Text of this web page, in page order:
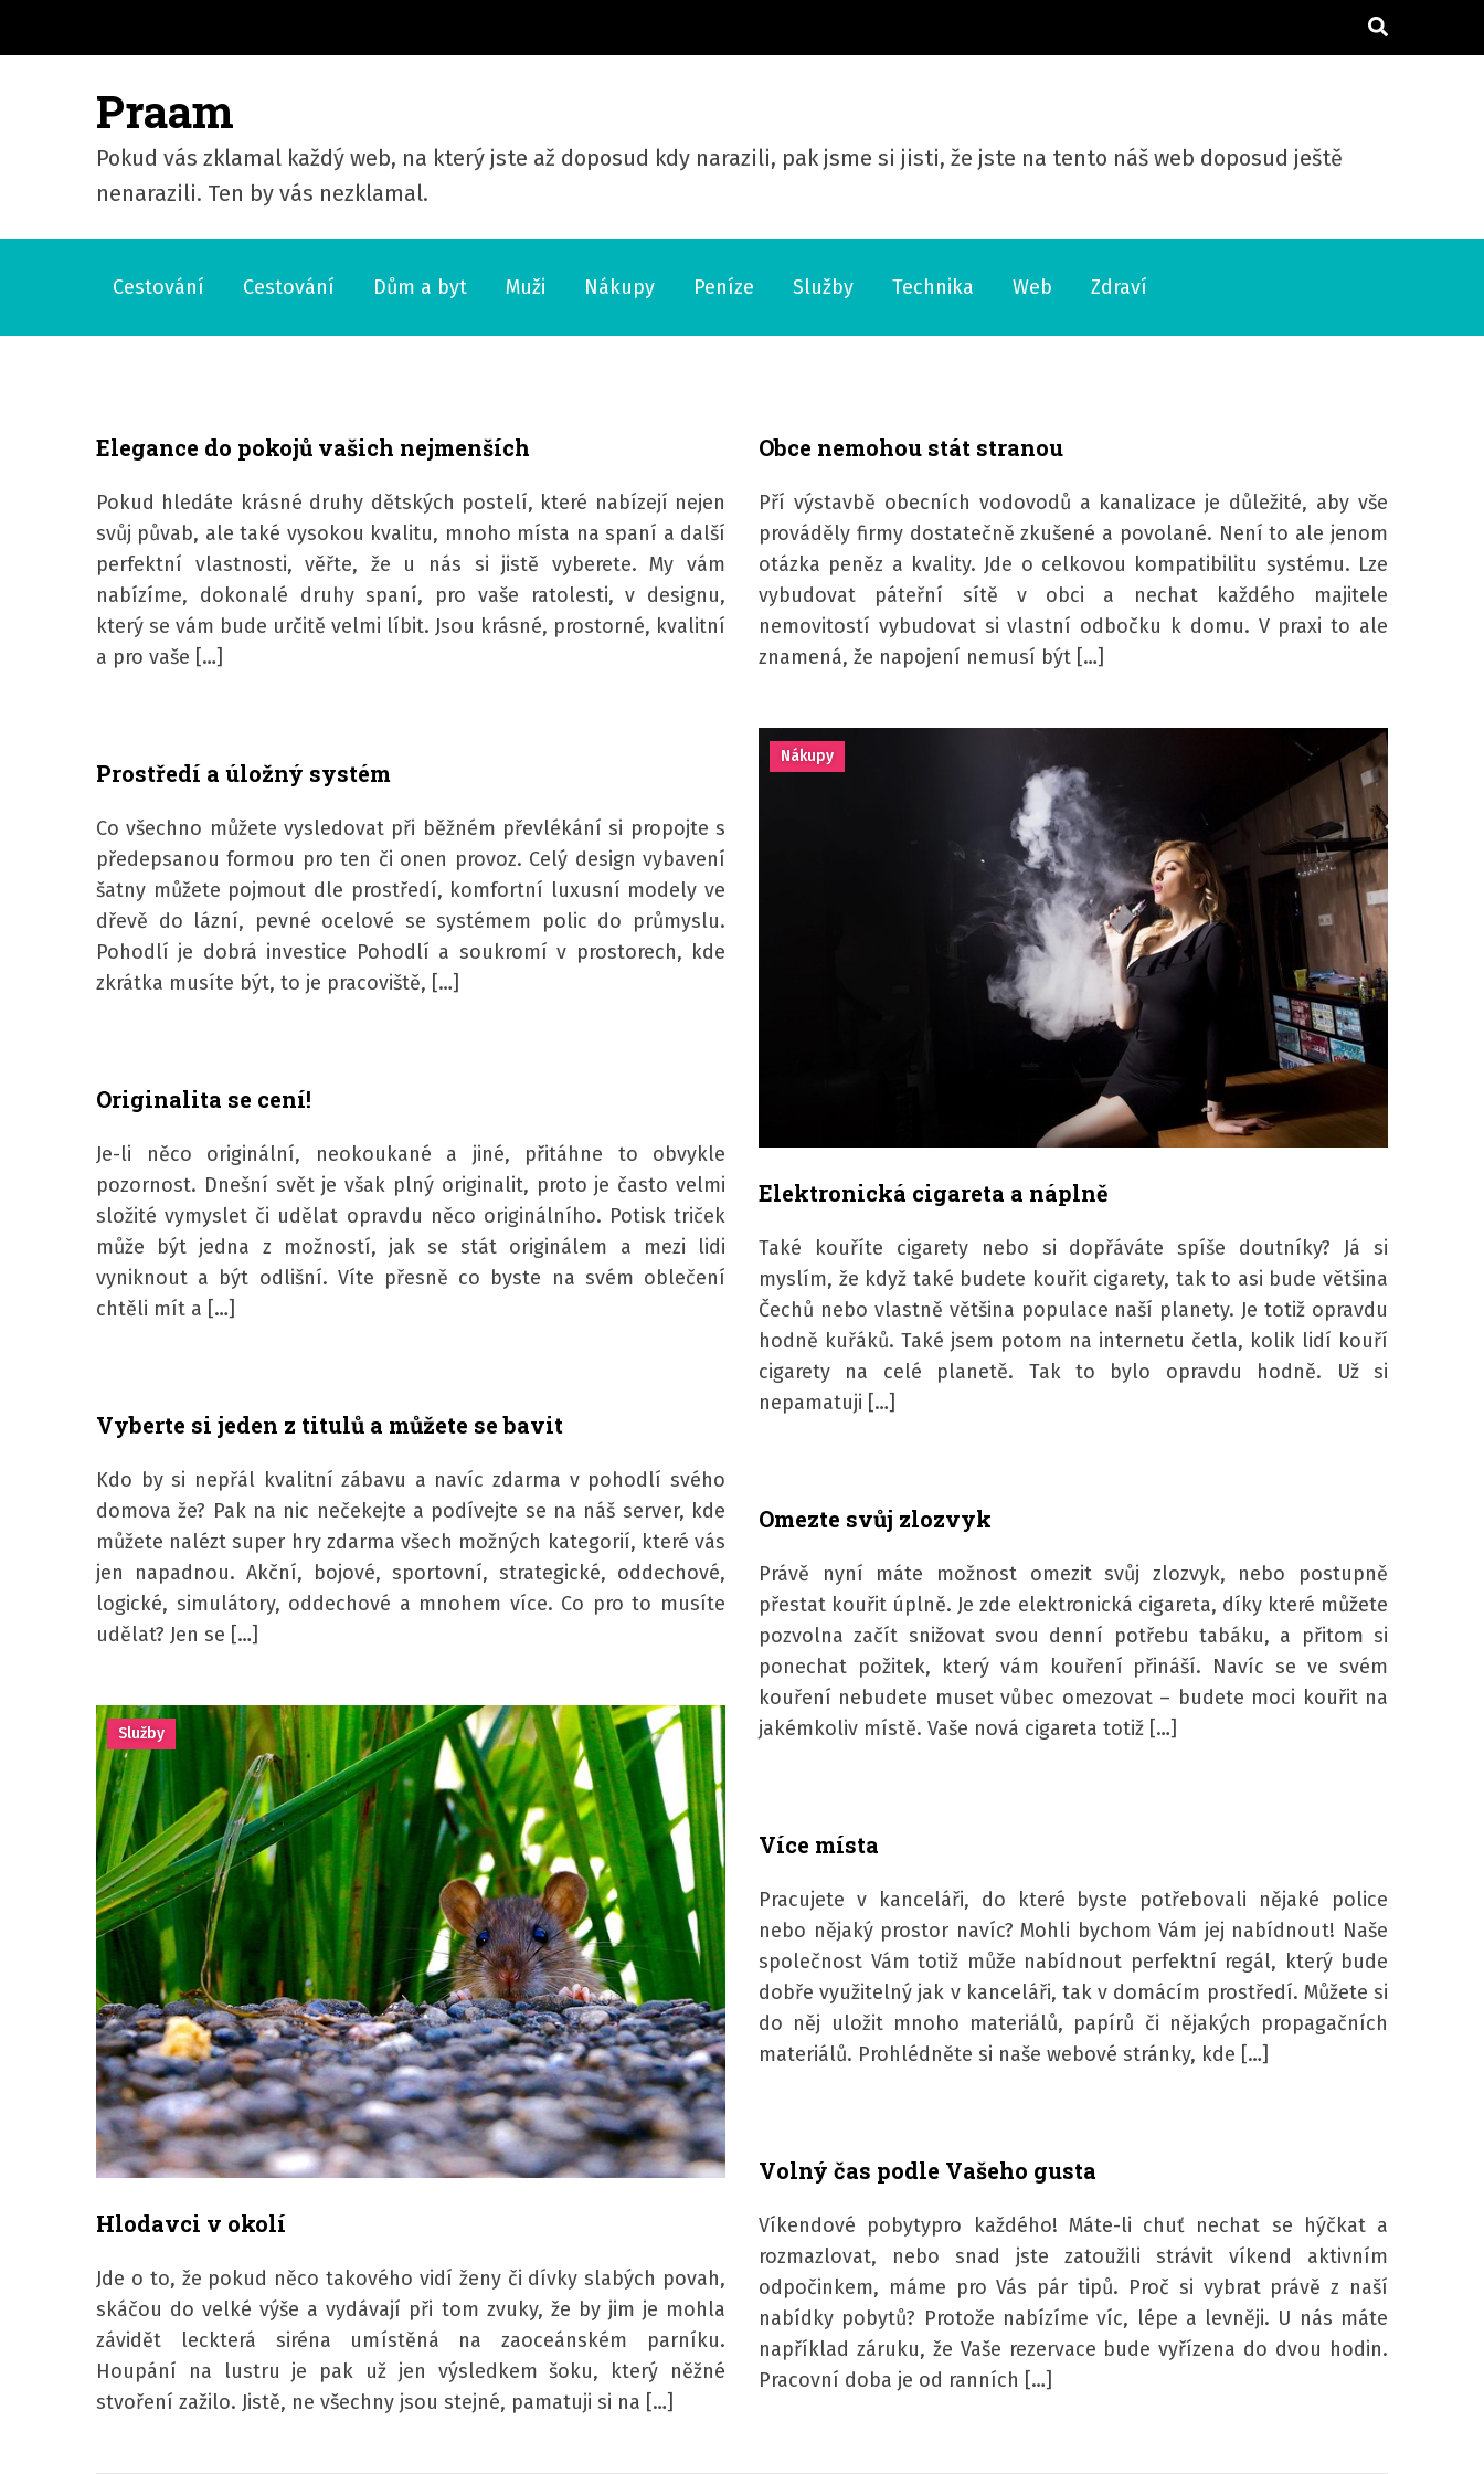
Praam
Pokud vás zklamal každý web, na který jste až doposud kdy narazili, pak jsme si jisti, že jste na tento náš web doposud ještě
nenarazili. Ten by vás nezklamal.
Cestování Cestování Dům a byt Muži Nákupy Peníze Služby Technika Web Zdraví
Elegance do pokojů vašich nejmenších
Pokud hledáte krásné druhy dětských postelí, které nabízejí nejen
svůj půvab, ale také vysokou kvalitu, mnoho místa na spaní a další
perfektní vlastnosti, věřte, že u nás si jistě vyberete. My vám
nabízíme, dokonalé druhy spaní, pro vaše ratolesti, v designu,
který se vám bude určitě velmi líbit. Jsou krásné, prostorné, kvalitní
a pro vaše […]
Obce nemohou stát stranou
Pří výstavbě obecních vodovodů a kanalizace je důležité, aby vše
prováděly firmy dostatečně zkušené a povolané. Není to ale jenom
otázka peněz a kvality. Jde o celkovou kompatibilitu systému. Lze
vybudovat páteřní sítě v obci a nechat každého majitele
nemovitostí vybudovat si vlastní odbočku k domu. V praxi to ale
znamená, že napojení nemusí být […]
Prostředí a úložný systém
Co všechno můžete vysledovat při běžném převlékání si propojte s
předepsanou formou pro ten či onen provoz. Celý design vybavení
šatny můžete pojmout dle prostředí, komfortní luxusní modely ve
dřevě do lázní, pevné ocelové se systémem polic do průmyslu.
Pohodlí je dobrá investice Pohodlí a soukromí v prostorech, kde
zkrátka musíte být, to je pracoviště, […]
Nákupy
Elektronická cigareta a náplně
Také kouříte cigarety nebo si dopřáváte spíše doutníky? Já si
myslím, že když také budete kouřit cigarety, tak to asi bude většina
Čechů nebo vlastně většina populace naší planety. Je totiž opravdu
hodně kuřáků. Také jsem potom na internetu četla, kolik lidí kouří
cigarety na celé planetě. Tak to bylo opravdu hodně. Už si
nepamatuji […]
Originalita se cení!
Je-li něco originální, neokoukané a jiné, přitáhne to obvykle
pozornost. Dnešní svět je však plný originalit, proto je často velmi
složité vymyslet či udělat opravdu něco originálního. Potisk triček
může být jedna z možností, jak se stát originálem a mezi lidi
vyniknout a být odlišní. Víte přesně co byste na svém oblečení
chtěli mít a […]
Vyberte si jeden z titulů a můžete se bavit
Kdo by si nepřál kvalitní zábavu a navíc zdarma v pohodlí svého
domova že? Pak na nic nečekejte a podívejte se na náš server, kde
můžete nalézt super hry zdarma všech možných kategorií, které vás
jen napadnou. Akční, bojové, sportovní, strategické, oddechové,
logické, simulátory, oddechové a mnohem více. Co pro to musíte
udělat? Jen se […]
Omezte svůj zlozvyk
Právě nyní máte možnost omezit svůj zlozvyk, nebo postupně
přestat kouřit úplně. Je zde elektronická cigareta, díky které můžete
pozvolna začít snižovat svou denní potřebu tabáku, a přitom si
ponechat požitek, který vám kouření přináší. Navíc se ve svém
kouření nebudete muset vůbec omezovat – budete moci kouřit na
jakémkoliv místě. Vaše nová cigareta totiž […]
Služby
Hlodavci v okolí
Jde o to, že pokud něco takového vidí ženy či dívky slabých povah,
skáčou do velké výše a vydávají při tom zvuky, že by jim je mohla
závidět leckterá siréna umístěná na zaoceánském parníku.
Houpání na lustru je pak už jen výsledkem šoku, který něžné
stvoření zažilo. Jistě, ne všechny jsou stejné, pamatuji si na […]
Více místa
Pracujete v kanceláři, do které byste potřebovali nějaké police
nebo nějaký prostor navíc? Mohli bychom Vám jej nabídnout! Naše
společnost Vám totiž může nabídnout perfektní regál, který bude
dobře využitelný jak v kanceláři, tak v domácím prostředí. Můžete si
do něj uložit mnoho materiálů, papírů či nějakých propagačních
materiálů. Prohlédněte si naše webové stránky, kde […]
Volný čas podle Vašeho gusta
Víkendové pobytypro každého! Máte-li chuť nechat se hýčkat a
rozmazlovat, nebo snad jste zatoužili strávit víkend aktivním
odpočinkem, máme pro Vás pár tipů. Proč si vybrat právě z naší
nabídky pobytů? Protože nabízíme víc, lépe a levněji. U nás máte
například záruku, že Vaše rezervace bude vyřízena do dvou hodin.
Pracovní doba je od ranních […]